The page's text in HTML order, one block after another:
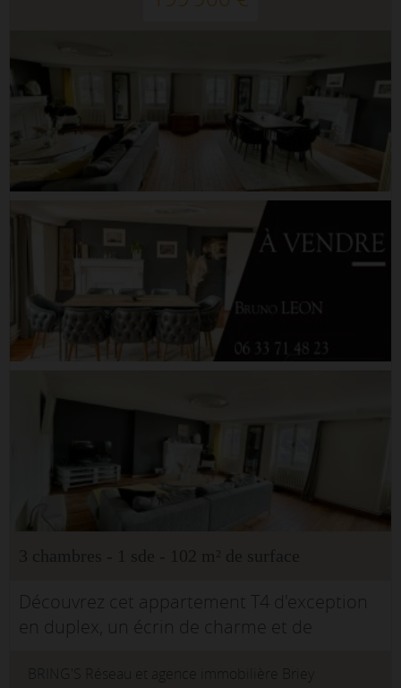
Découvrez cet appartement T4 d'exception
en duplex, un écrin de charme et de